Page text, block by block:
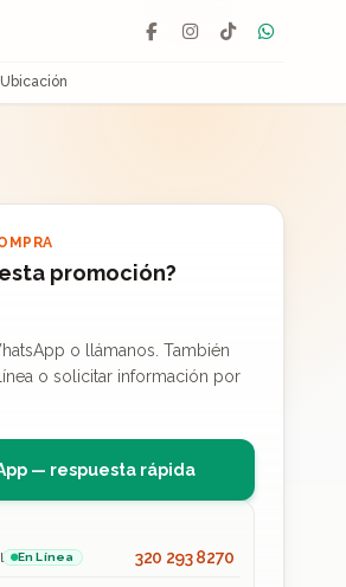
Facebook
Instagram
TikTok
Ubicación
promoción?
o llámanos. También
o solicitar información por
— respuesta rápida
En Línea 320 293 8270